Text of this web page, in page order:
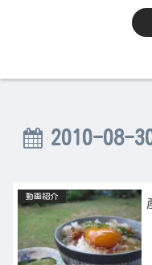
2010-08-
動画紹介